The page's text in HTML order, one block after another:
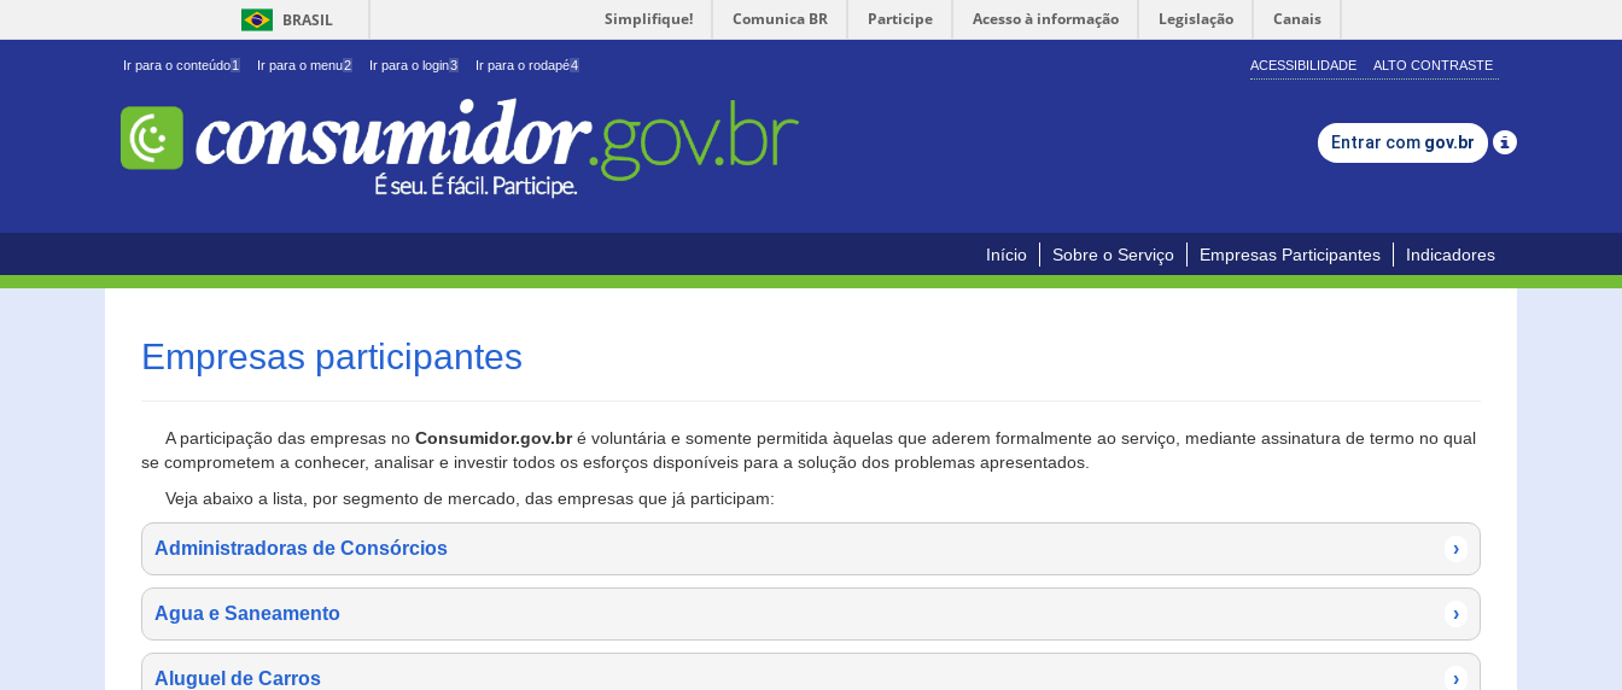
BRASIL Simplifique! Comunica BR Participe Acesso à informação Legislação Canais
Ir para o conteúdo1 Ir para o menu2 Ir para o login3 Ir para o rodapé4 ACESSIBILIDADE ALTO CONTRASTE
Entrar com gov.br
Início Sobre o Serviço Empresas Participantes Indicadores
Empresas participantes
A participação das empresas no Consumidor.gov.bré voluntária e somente permitida àquelas que aderem formalmente ao serviço, mediante assinatura de termo no qual
se comprometem a conhecer, analisar e investir todos os esforços disponíveis para a solução dos problemas apresentados.
Veja abaixo a lista, por segmento de mercado, das empresas que já participam:
Administradoras de Consórcios ›
Agua e Saneamento ›
Aluguel de Carros ›